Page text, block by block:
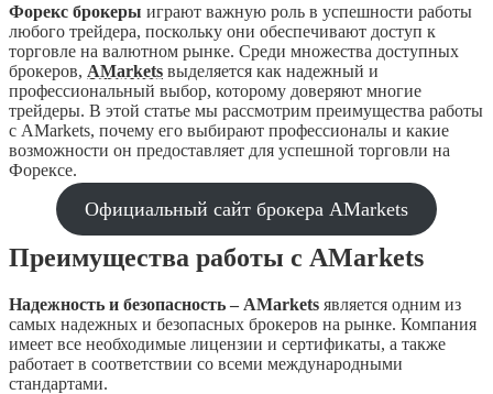
Форекс брокеры играют важную роль в успешности работы
любого трейдера, поскольку они обеспечивают доступ к
торговле на валютном рынке. Среди множества доступных
брокеров, AMarkets выделяется как надежный и
профессиональный выбор, которому доверяют многие
трейдеры. В этой статье мы рассмотрим преимущества работы
с AMarkets, почему его выбирают профессионалы и какие
возможности он предоставляет для успешной торговли на
Форексе.
Официальный сайт брокера AMarkets
Преимущества работы с AMarkets
Надежность и безопасность – AMarkets является одним из
самых надежных и безопасных брокеров на рынке. Компания
имеет все необходимые лицензии и сертификаты, а также
работает в соответствии со всеми международными
стандартами.